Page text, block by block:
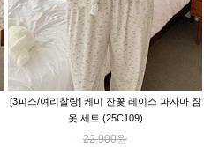
[3피스/여리찰랑] 케미 잔꽃 레이스 파자마 잠
옷 세트 (25C109)
22,900원